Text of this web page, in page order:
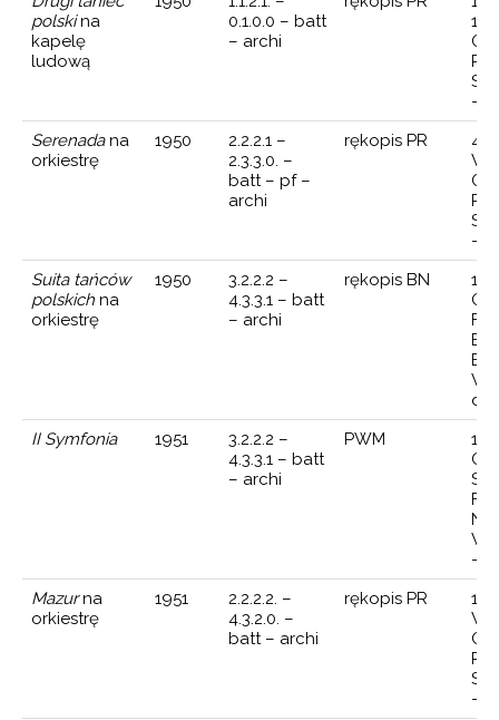
polskina
kapelę
ludową
0.1.0.0 – batt
– archi
—
Serenadana
orkiestrę
1950
2.2.2.1 –
2.3.3.0. –
batt – pf –
archi
rękopis PR
4
—
Suita tańców
polskich na
orkiestrę
1950
3.2.2.2 –
4.3.3.1 – batt
– archi
rękopis BN
II Symfonia
1951
3.2.2.2 –
4.3.3.1 – batt
– archi
PWM
13
—
Mazurna
orkiestrę
1951
2.2.2.2. –
4.3.2.0. –
batt – archi
rękopis PR
15
—